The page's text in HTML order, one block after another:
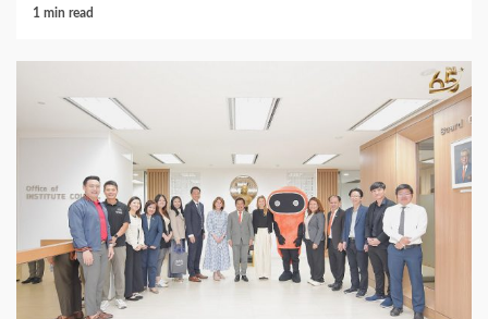
1 min read